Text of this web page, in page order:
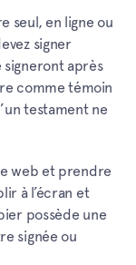
seul, en ligne ou
signer
signeront après
comme témoin
testament ne
web et prendre
à l’écran et
possède une
signée ou